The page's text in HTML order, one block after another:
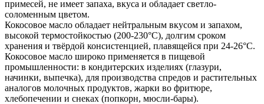
примесей, не имеет запаха, вкуса и обладает светло-
соломенным цветом.
Кокосовое масло обладает нейтральным вкусом и запахом,
высокой термостойкостью (200-230°C), долгим сроком
хранения и твёрдой консистенцией, плавящейся при 24-26°C.
Кокосовое масло широко применяется в пищевой
промышленности: в кондитерских изделиях (глазури,
начинки, выпечка), для производства спредов и растительных
аналогов молочных продуктов, жарки во фритюре,
хлебопечении и снеках (попкорн, мюсли-бары).